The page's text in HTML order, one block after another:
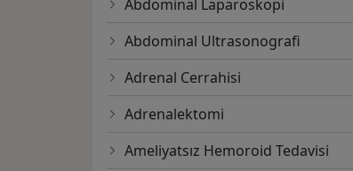
Abdominal Laparoskopi
Abdominal Ultrasonografi
Adrenal Cerrahisi
Adrenalektomi
Ameliyatsız Hemoroid Tedavisi